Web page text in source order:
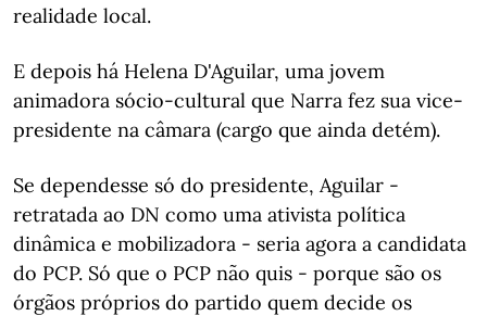
realidade local.
E depois há Helena D'Aguilar, uma jovem
animadora sócio-cultural que Narra fez sua vice-
presidente na câmara (cargo que ainda detém).
Se dependesse só do presidente, Aguilar -
retratada ao DN como uma ativista política
dinâmica e mobilizadora - seria agora a candidata
do PCP. Só que o PCP não quis - porque são os
órgãos próprios do partido quem decide os